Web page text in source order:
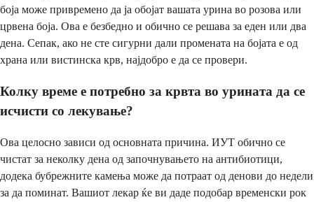
боја може привремено да ја обојат вашата урина во розова или
црвена боја. Ова е безбедно и обично се решава за еден или два
дена. Сепак, ако не сте сигурни дали промената на бојата е од
храна или вистинска крв, најдобро е да се провери.
Колку време е потребно за крвта во урината да се
исчисти со лекување?
Ова целосно зависи од основната причина. ИУТ обично се
чистат за неколку дена од започнувањето на антибиотици,
додека бубрежните камења може да потраат од денови до недели
за да поминат. Вашиот лекар ќе ви даде подобар временски рок